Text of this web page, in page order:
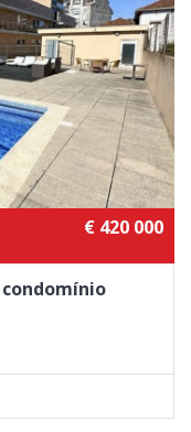
€ 420 000